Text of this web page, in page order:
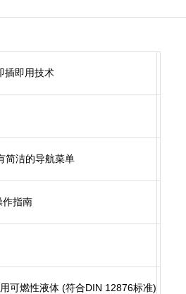
插即用技术
简洁的导航菜单
作指南
可燃性液体 (符合DIN 12876标准)